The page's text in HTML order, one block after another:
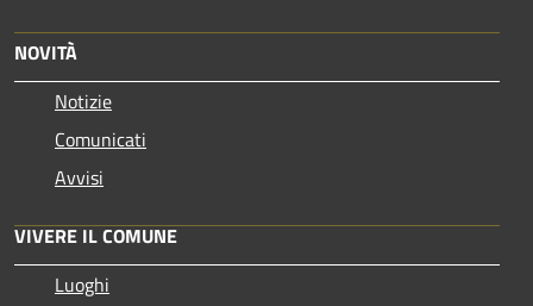
NOVITÀ
Notizie
Comunicati
Avvisi
VIVERE IL COMUNE
Luoghi